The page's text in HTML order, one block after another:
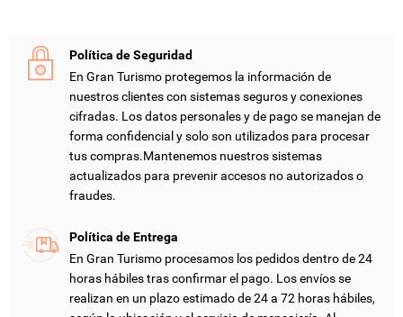
Política de Seguridad
En Gran Turismo protegemos la información de
nuestros clientes con sistemas seguros y conexiones
cifradas. Los datos personales y de pago se manejan de
forma confidencial y solo son utilizados para procesar
tus compras.Mantenemos nuestros sistemas
actualizados para prevenir accesos no autorizados o
fraudes.
Política de Entrega
En Gran Turismo procesamos los pedidos dentro de 24
horas hábiles tras confirmar el pago. Los envíos se
realizan en un plazo estimado de 24 a 72 horas hábiles,